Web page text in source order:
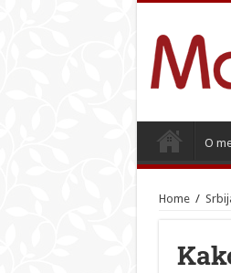
O
Home /